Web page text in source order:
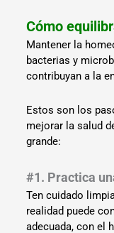
Cómo
Mantener la
bacterias y
contribuyan a la
Estos son los
mejorar la salud
grande:
#1. Practica
Ten cuidado
realidad puede
adecuada, con el